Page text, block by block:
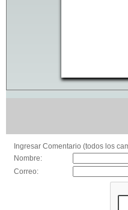
Ingresar Comentario (todos los
Nombre:
Correo: